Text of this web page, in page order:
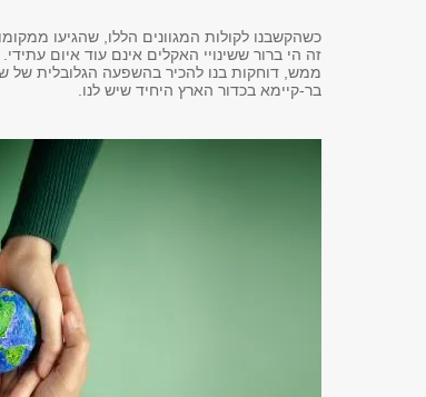
כשהקשבנו לקולות המגוונים הללו, שהגיעו
זה הי ברור ששינויי האקלים אינם עוד איום
ממש, דוחקות בנו להכיר בהשפעה הגלובלית של
בר-קיימא בכדור הארץ היחיד שיש לנו.